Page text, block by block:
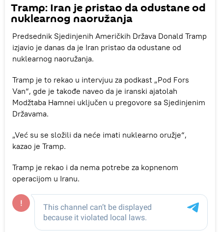
Tramp: Iran je pristao da odustane od
nuklearnog naoružanja
Predsednik Sjedinjenih Američkih Država Donald Tramp
izjavio je danas da je Iran pristao da odustane od
nuklearnog naoružanja.
Tramp je to rekao u intervjuu za podkast „Pod Fors
Van“, gde je takođe naveo da je iranski ajatolah
Modžtaba Hamnei uključen u pregovore sa Sjedinjenim
Državama.
„Već su se složili da neće imati nuklearno oružje“,
kazao je Tramp.
Tramp je rekao i da nema potrebe za kopnenom
operacijom u Iranu.